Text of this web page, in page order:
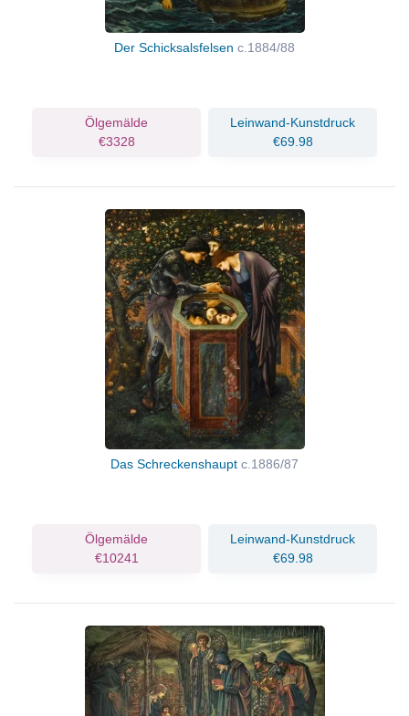
Der Schicksalsfelsen c.1884/88
Ölgemälde
€3328
Leinwand-Kunstdruck
€69.98
Das Schreckenshaupt c.1886/87
Ölgemälde
€10241
Leinwand-Kunstdruck
€69.98